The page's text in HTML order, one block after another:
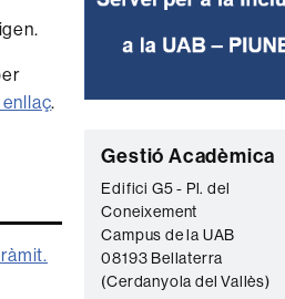
.
C
o
n
t
a
Gestió Acadèmica
Edifici G5 - Pl. del
Coneixement
Campus de la UAB
08193 Bellaterra
(Cerdanyola del Vallès)